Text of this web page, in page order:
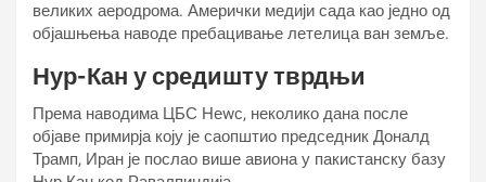
великих аеродрома. Амерички медији сада као једно од
објашњења наводе пребацивање летелица ван земље.
Нур-Кан у средишту тврдњи
Према наводима ЦБС Неwс, неколико дана после
објаве примирја коју је саопштио председник Доналд
Трамп, Иран је послао више авиона у пакистанску базу